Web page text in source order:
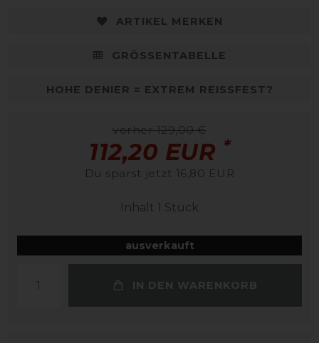
ARTIKEL MERKEN
GRÖSSENTABELLE
HOHE DENIER = EXTREM REISSFEST?
vorher 129,00 €
112,20 EUR *
Du sparst jetzt 16,80 EUR
Inhalt 1 Stück
ausverkauft
IN DEN WARENKORB